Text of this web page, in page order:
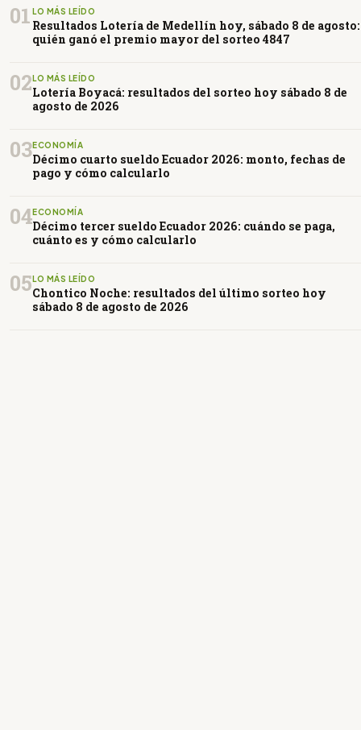
01 LO MÁS LEÍDO
Resultados Lotería de Medellín hoy, sábado 8 de agosto:
quién ganó el premio mayor del sorteo 4847
02LO MÁS LEÍDO
Lotería Boyacá: resultados del sorteo hoy sábado 8 de
agosto de 2026
03ECONOMÍA
Décimo cuarto sueldo Ecuador 2026: monto, fechas de
pago y cómo calcularlo
04ECONOMÍA
Décimo tercer sueldo Ecuador 2026: cuándo se paga,
cuánto es y cómo calcularlo
05LO MÁS LEÍDO
Chontico Noche: resultados del último sorteo hoy
sábado 8 de agosto de 2026